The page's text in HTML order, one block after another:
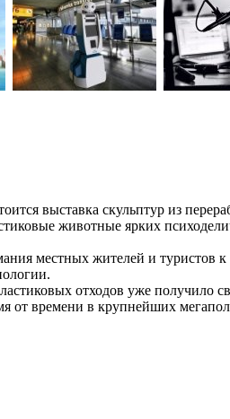
выставка скульптур из
животные ярких
местных жителей и туристов
отходов уже
от времени в крупнейших